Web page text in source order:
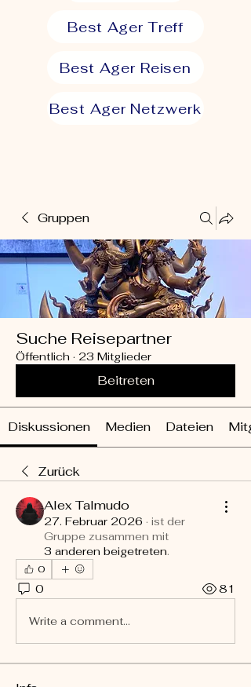
Best Ager Treff
Best Ager Reisen
Best Ager Netzwerk
Gruppen
Suche Reisepartner
Öffentlich · 23 Mitglieder
Beitreten
Diskussionen Medien Dateien
Zurück
Alex Talmudo
27. Februar 2026 · ist der
Gruppe zusammen mit
3 anderen beigetreten.
0
0 81
Write a comment...